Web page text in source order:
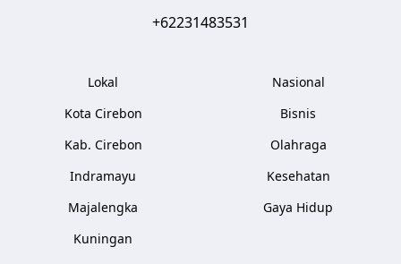
+62231483531
Lokal
Kota Cirebon
Kab. Cirebon
Indramayu
Majalengka
Kuningan
Nasional
Bisnis
Olahraga
Kesehatan
Gaya Hidup